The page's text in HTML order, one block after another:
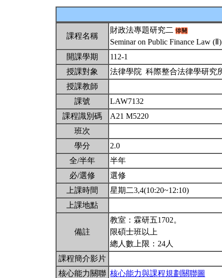
課程名稱
財政法專題研究二
Seminar on Public Finance Law
開課學期
112-1
授課對象
法律學院 科際整合法律學研
授課教師
課號
LAW7132
課程識別碼
A21 M5220
班次
學分
2.0
全/半年
半年
必/選修
選修
上課時間
星期二3,4(10:20~12:10)
上課地點
備註
教室：霖研五1702。
限碩士班以上
總人數上限：24人
課程簡介影片
核心能力關聯 核心能力與課程規劃關聯圖